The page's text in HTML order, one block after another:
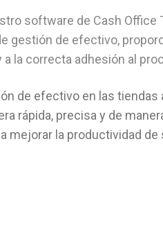
software de Cash Office
gestión de efectivo,
la correcta adhesión al
de efectivo en las tiendas
rápida, precisa y de
mejorar la productividad de